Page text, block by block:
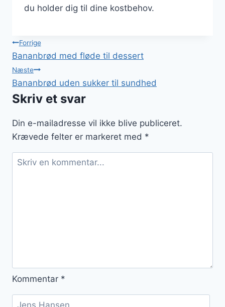
du holder dig til dine kostbehov.
Indlægsnavigation
Forrige
Bananbrød med fløde til dessert
Næste
Bananbrød uden sukker til sundhed
Skriv et svar
Din e-mailadresse vil ikke blive publiceret.
Krævede felter er markeret med *
Kommentar *